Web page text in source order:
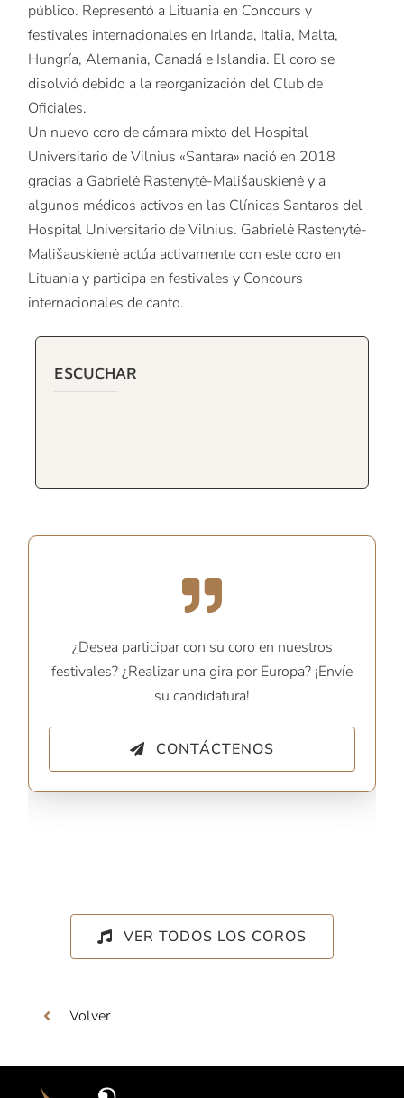
público. Representó a Lituania en Concours y
festivales internacionales en Irlanda, Italia, Malta,
Hungría, Alemania, Canadá e Islandia. El coro se
disolvió debido a la reorganización del Club de
Oficiales.
Un nuevo coro de cámara mixto del Hospital
Universitario de Vilnius «Santara» nació en 2018
gracias a Gabrielė Rastenytė-Mališauskienė y a
algunos médicos activos en las Clínicas Santaros del
Hospital Universitario de Vilnius. Gabrielė Rastenytė-
Mališauskienė actúa activamente con este coro en
Lituania y participa en festivales y Concours
internacionales de canto.
ESCUCHAR
¿Desea participar con su coro en nuestros
festivales? ¿Realizar una gira por Europa? ¡Envíe
su candidatura!
CONTÁCTENOS
VER TODOS LOS COROS
Volver